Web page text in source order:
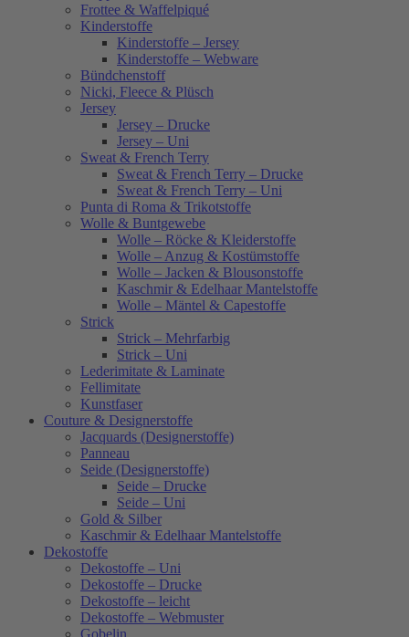
Frottee & Waffelpiqué
Kinderstoffe
Kinderstoffe – Jersey
Kinderstoffe – Webware
Bündchenstoff
Nicki, Fleece & Plüsch
Jersey
Jersey – Drucke
Jersey – Uni
Sweat & French Terry
Sweat & French Terry – Drucke
Sweat & French Terry – Uni
Punta di Roma & Trikotstoffe
Wolle & Buntgewebe
Wolle – Röcke & Kleiderstoffe
Wolle – Anzug & Kostümstoffe
Wolle – Jacken & Blousonstoffe
Kaschmir & Edelhaar Mantelstoffe
Wolle – Mäntel & Capestoffe
Strick
Strick – Mehrfarbig
Strick – Uni
Lederimitate & Laminate
Fellimitate
Kunstfaser
Couture & Designerstoffe
Jacquards (Designerstoffe)
Panneau
Seide (Designerstoffe)
Seide – Drucke
Seide – Uni
Gold & Silber
Kaschmir & Edelhaar Mantelstoffe
Dekostoffe
Dekostoffe – Uni
Dekostoffe – Drucke
Dekostoffe – leicht
Dekostoffe – Webmuster